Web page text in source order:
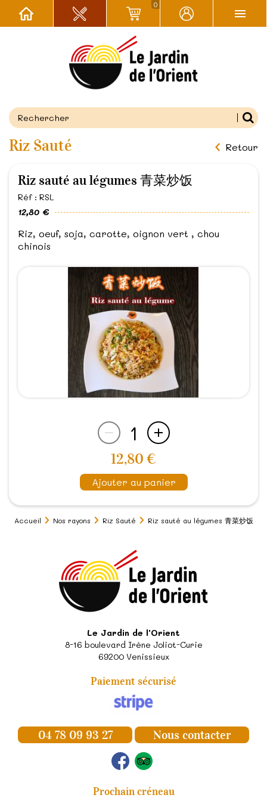
0
Riz Sauté Retour
Riz sauté au légumes 青菜炒饭
Réf : RSL
12,80 €
Riz, oeuf, soja, carotte, oignon vert , chou
chinois
1
12,80 €
Ajouter au panier
Accueil Nos rayons Riz Sauté Riz sauté au légumes 青菜炒饭
Le Jardin de l'Orient
8-16 boulevard Irène Joliot-Curie
69200 Venissieux
Paiement sécurisé
04 78 09 93 27 Nous contacter
Prochain créneau